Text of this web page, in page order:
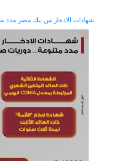
شهادات الادخار من بنك مصر مدد